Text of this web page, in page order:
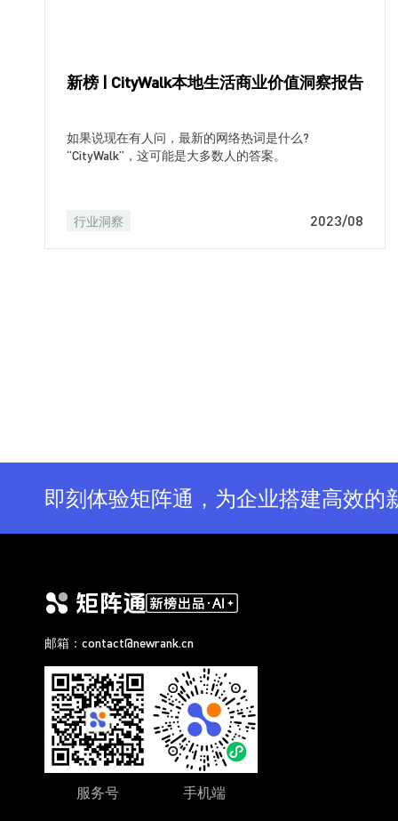
新榜 | CityWalk本地生活商业价值洞察报告
如果说现在有人问，最新的网络热词是什么?
“CityWalk”，这可能是大多数人的答案。
行业洞察 2023/08
即刻体验矩阵通，为企业搭建高效的
邮箱：contact@newrank.cn
服务号 手机端